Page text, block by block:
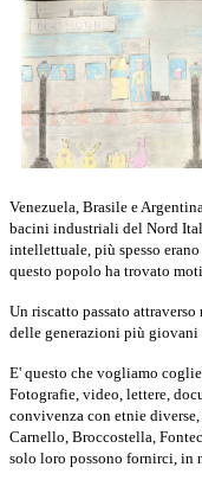
Venezuela, Brasile e
bacini industriali del Nord
intellettuale, più spesso
questo popolo ha trovato
Un riscatto passato
delle generazioni più giovani
E' questo che vogliamo
Fotografie, video, lettere,
convivenza con etnie
Carnello, Broccostella,
solo loro possono fornirci, in